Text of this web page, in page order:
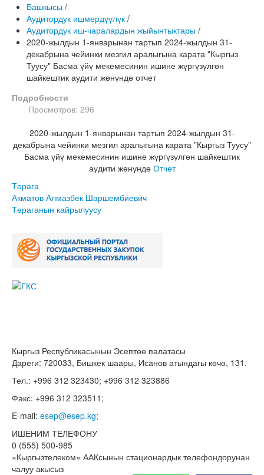
Башкысы /
Аудитордук ишмердүүлүк /
Аудитордук иш-чаралардын жыйынтыктары /
2020-жылдын 1-январынан тартып 2024-жылдын 31-
декабрына чейинки мезгил аралыгына карата "Кыргыз
Туусу" Басма үйү мекемесинин ишине жүргүзүлгөн
шайкештик аудити жөнүндө отчет
Подробности
Просмотров: 296
2020-жылдын 1-январынан тартып 2024-жылдын 31-
декабрына чейинки мезгил аралыгына карата "Кыргыз Туусу"
Басма үйү мекемесинин ишине жүргүзүлгөн шайкештик
аудити жөнүндө Отчет
Төрага
Акматов Алмазбек Шаршембиевич
Төраганын кайрылуусу
Кыргыз Республикасынын Эсептөө палатасы
Дареги: 720033, Бишкек шаары, Исанов атындагы көчө, 131.
Тел.: +996 312 323430; +996 312 323886
Факс: +996 312 323511;
E-mail: esep@esep.kg;
ИШЕНИМ ТЕЛЕФОНУ
0 (555) 500-985
«Кыргызтелеком» ААКсынын стационардык телефондорунан
чалуу акысыз